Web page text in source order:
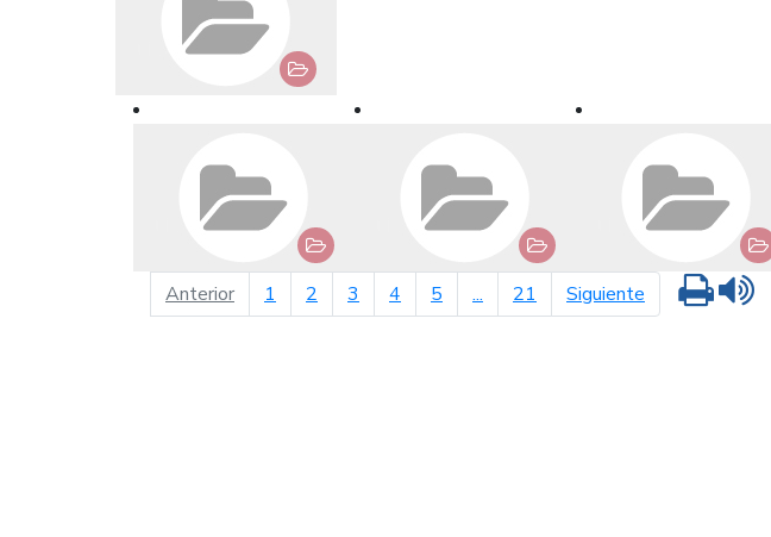
Anteriorpágina anterior
1 2 3 4 5 ... 21 Siguiente página siguiente
Imprimir